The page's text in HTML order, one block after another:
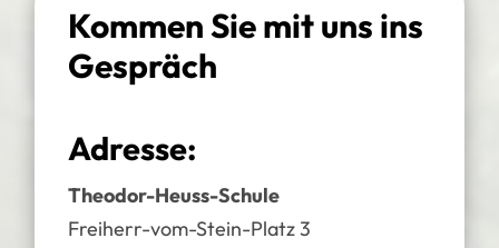
Kommen Sie mit uns ins
Gespräch
Adresse:
Theodor-Heuss-Schule
Freiherr-vom-Stein-Platz 3